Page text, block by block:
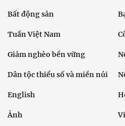
Bất động sản
Tuần Việt Nam
Giảm nghèo bền vững
Dân tộc thiểu số và miền núi
English
Ảnh